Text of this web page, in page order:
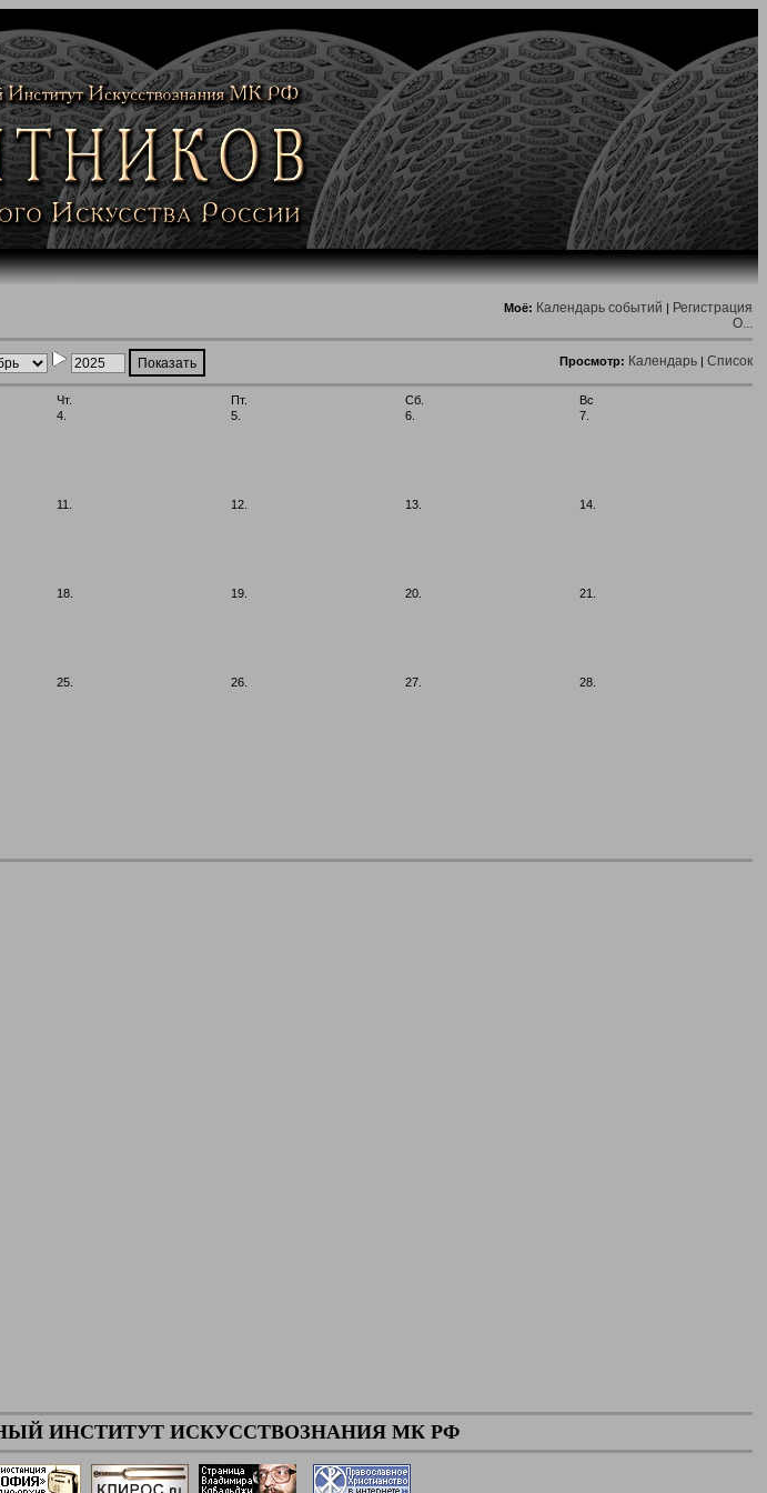
Моё: Календарь событий | Регистрация
О...
Просмотр: Календарь | Список
Чт. Пт. Сб.
Вс
4. 5. 6. 7.
11. 12. 13. 14.
18. 19. 20. 21.
25. 26. 27. 28.
ИНСТИТУТ ИСКУССТВОЗНАНИЯ МК РФ